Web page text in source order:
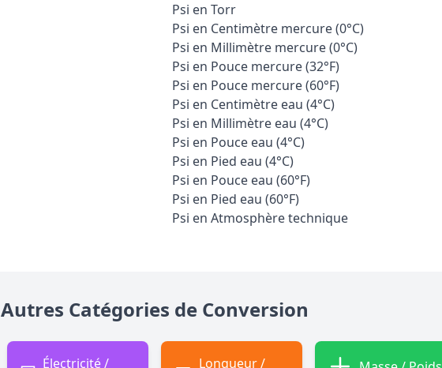
Psi en Torr
Psi en Centimètre mercure (0°C)
Psi en Millimètre mercure (0°C)
Psi en Pouce mercure (32°F)
Psi en Pouce mercure (60°F)
Psi en Centimètre eau (4°C)
Psi en Millimètre eau (4°C)
Psi en Pouce eau (4°C)
Psi en Pied eau (4°C)
Psi en Pouce eau (60°F)
Psi en Pied eau (60°F)
Psi en Atmosphère technique
Autres Catégories de Conversion
Électricité / Longueur /